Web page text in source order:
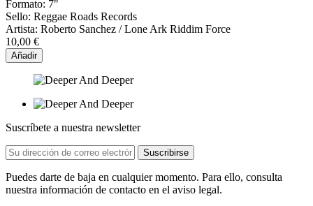
Formato: 7"
Sello: Reggae Roads Records
Artista: Roberto Sanchez / Lone Ark Riddim Force
10,00 €
Añadir
Suscríbete a nuestra newsletter
Puedes darte de baja en cualquier momento. Para ello, consulta
nuestra información de contacto en el aviso legal.